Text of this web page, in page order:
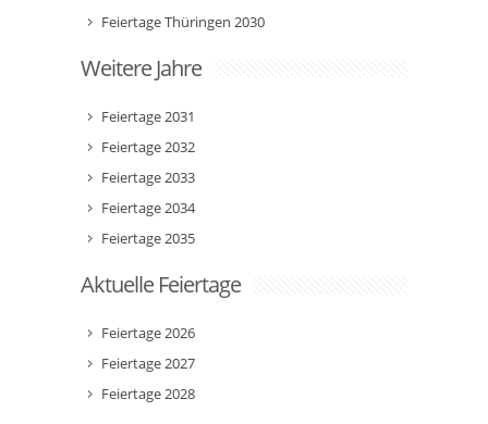
Feiertage Thüringen 2030
Weitere Jahre
Feiertage 2031
Feiertage 2032
Feiertage 2033
Feiertage 2034
Feiertage 2035
Aktuelle Feiertage
Feiertage 2026
Feiertage 2027
Feiertage 2028